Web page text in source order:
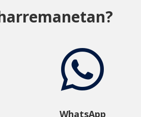

WhatsApp